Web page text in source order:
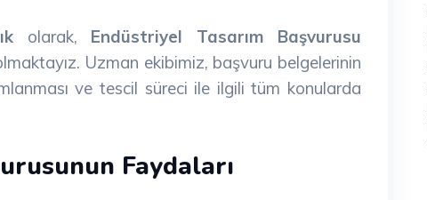
olarak, Endüstriyel Tasarım Başvurusu
Uzman ekibimiz, başvuru belgelerinin
ve tescil süreci ile ilgili tüm konularda
Faydaları